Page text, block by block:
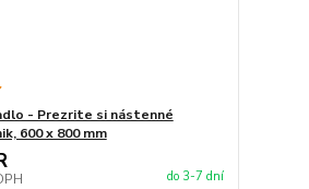
- Prezrite si nástenné
600 x 800 mm
do 3-7 dní